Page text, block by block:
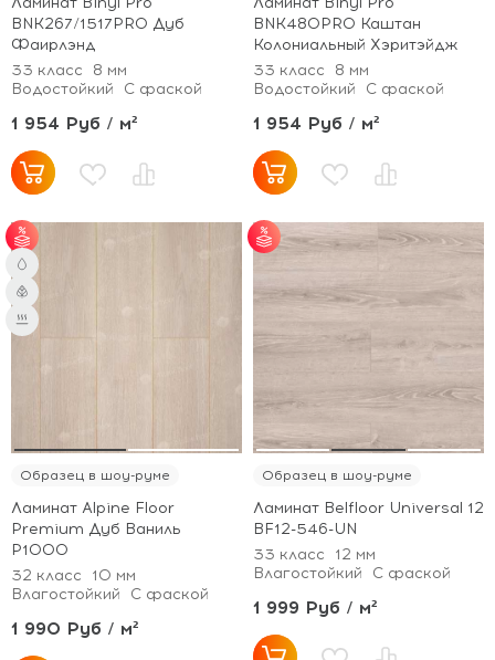
BNK267/1517PRO Дуб
Фаирлэнд
33 класс
8 мм
Водостойкий
С фаской
1 954 Руб / м²
BNK480PRO Каштан
Колониальный Хэритэйдж
33 класс
8 мм
Водостойкий
С фаской
1 954 Руб / м²
Образец в шоу-руме
Ламинат Alpine Floor
Premium Дуб Ваниль
Р1000
32 класс
10 мм
Влагостойкий
С фаской
1 990 Руб / м²
Образец в шоу-руме
Ламинат Belfloor Universal 12
BF12-546-UN
33 класс
12 мм
Влагостойкий
С фаской
1 999 Руб / м²